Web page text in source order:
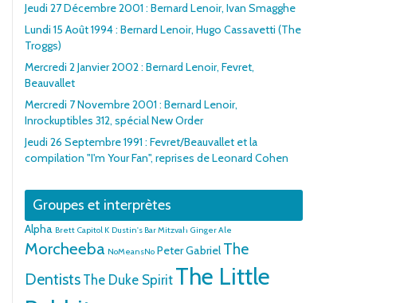
Jeudi 27 Décembre 2001 : Bernard Lenoir, Ivan Smagghe
Lundi 15 Août 1994 : Bernard Lenoir, Hugo Cassavetti (The
Troggs)
Mercredi 2 Janvier 2002 : Bernard Lenoir, Fevret,
Beauvallet
Mercredi 7 Novembre 2001 : Bernard Lenoir,
Inrockuptibles 312, spécial New Order
Jeudi 26 Septembre 1991 : Fevret/Beauvallet et la
compilation "I'm Your Fan", reprises de Leonard Cohen
Groupes et interprètes
Alpha Brett Capitol K Dustin's Bar Mitzvah Ginger Ale
Morcheeba NoMeansNo Peter Gabriel The
Dentists The Duke Spirit The Little